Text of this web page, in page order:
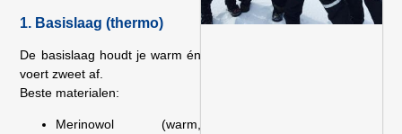
1. Basislaag (thermo)
De basislaag houdt je warm én
voert zweet af.
Beste materialen:
Merinowol (warm,